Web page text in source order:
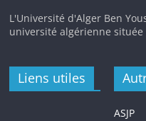
L'Université d'Alger Ben
université algérienne située
Liens utiles
ASJP